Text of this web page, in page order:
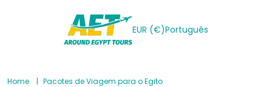
EUR (€)Português
Home
Pacotes de Viagem para o Egito